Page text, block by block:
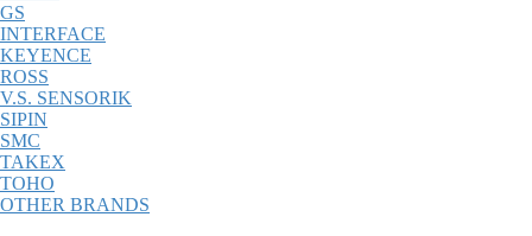
GS
INTERFACE
KEYENCE
ROSS
V.S. SENSORIK
SIPIN
SMC
TAKEX
TOHO
OTHER BRANDS